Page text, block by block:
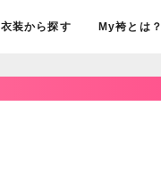
衣装から探す My袴とは？